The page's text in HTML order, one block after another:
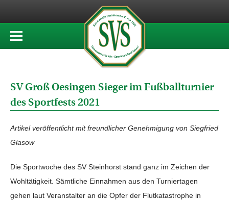
SV Groß Oesingen Sieger im Fußballturnier
des Sportfests 2021
Artikel veröffentlicht mit freundlicher Genehmigung von Siegfried
Glasow
Die Sportwoche des SV Steinhorst stand ganz im Zeichen der
Wohltätigkeit. Sämtliche Einnahmen aus den Turniertagen
gehen laut Veranstalter an die Opfer der Flutkatastrophe in